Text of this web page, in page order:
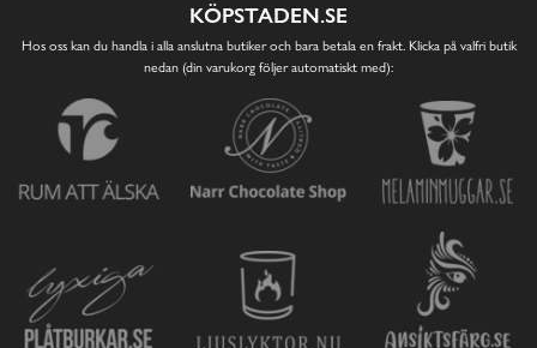
KÖPSTADEN.SE
Hos oss kan du handla i alla anslutna butiker och bara betala en frakt. Klicka på valfri butik
nedan (din varukorg följer automatiskt med):